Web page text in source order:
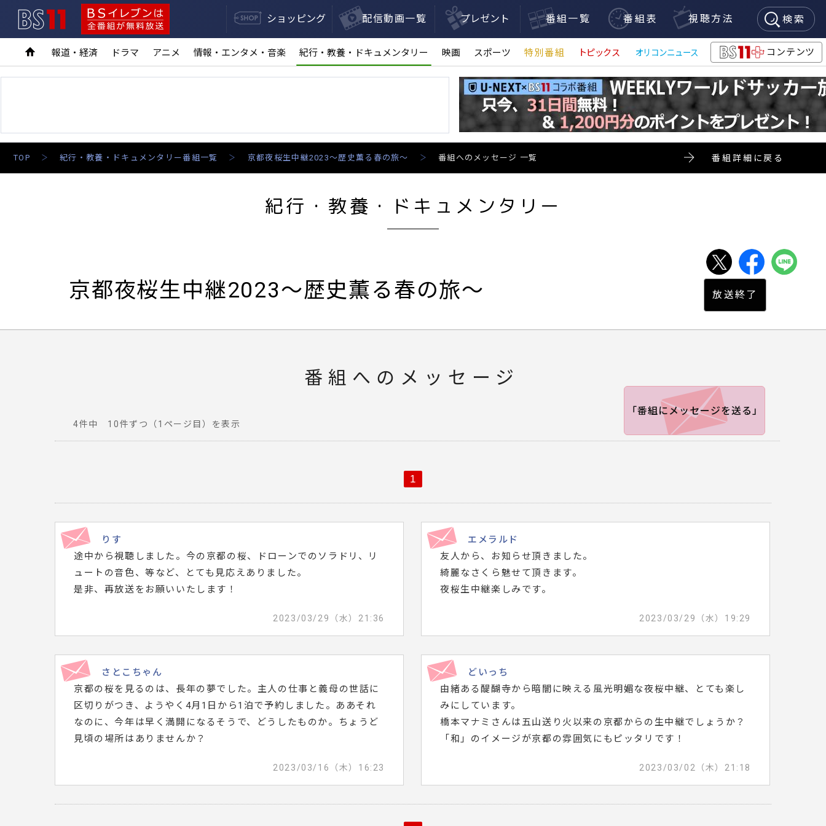
BSイレブンは全番組が無料放送
ショッピング 配信動画一覧 プレゼント 番組一覧 番組表 視聴方法 検索
報道・経済 ドラマ アニメ 情報・エンタメ・音楽 紀行・教養・ドキュメンタリー 映画 スポーツ 特別番組 トピックス
オリコンニュース
BS11+
コンテンツ
TOP 紀行・教養・ドキュメンタリー番組一覧 京都夜桜生中継2023～歴史薫る春の旅～ 番組へのメッセージ 一覧 番組詳細に戻る
紀行・教養・ドキュメンタリー
京都夜桜生中継2023～歴史薫る春の旅～
番組へのメッセージ
組
れ
た
ジ
は
こ
「番組にメッセージを送る」
4件中 10件ずつ（1ページ目）を表示
1
りす
途中から視聴しました。今の京都の桜、ドローンでのソラドリ、リ
ュートの音色、等など、とても見応えありました。
是非、再放送をお願いいたします！
2023/03/29（水）21:36
エメラルド
友人から、お知らせ頂きました。
綺麗なさくら魅せて頂きます。
夜桜生中継楽しみです。
2023/03/29（水）19:29
さとこちゃん
京都の桜を見るのは、長年の夢でした。主人の仕事と義母の世話に
区切りがつき、ようやく4月1日から1泊で予約しました。ああそれ
なのに、今年は早く満開になるそうで、どうしたものか。ちょうど
見頃の場所はありませんか？
2023/03/16（木）16:23
どいっち
由緒ある醍醐寺から暗闇に映える風光明媚な夜桜中継、とても楽し
みにしています。
橋本マナミさんは五山送り火以来の京都からの生中継でしょうか？
「和」のイメージが京都の雰囲気にもピッタリです！
2023/03/02（木）21:18